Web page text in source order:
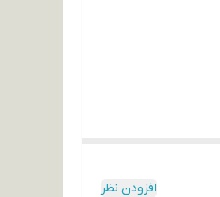
افزودن نظر